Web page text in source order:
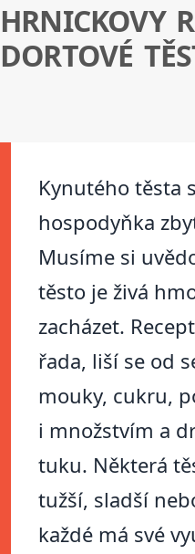
HRNICKOVY
DORTOVÉ
Kynutého těsta
hospodyňka
Musíme si
těsto je živá
zacházet.
řada, liší se od
mouky, cukru,
i množstvím a
tuku. Některá
tužší, sladší
každé má své